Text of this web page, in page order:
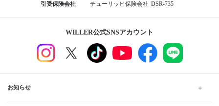
引受保険会社 チューリッヒ保険会社 DSR-735
WILLER公式SNSアカウント
お知らせ